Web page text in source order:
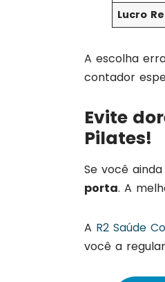
Lucro
A escolha
contador
Evite
Pilates!
Se você
porta. A
A R2 Saúde
você a